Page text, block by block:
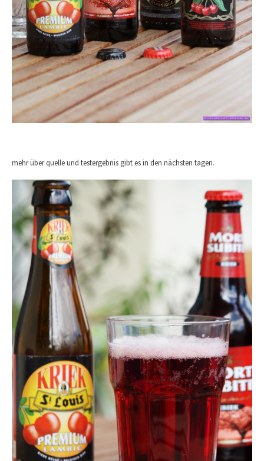
mehr über quelle und testergebnis gibt es in den nächsten tagen.